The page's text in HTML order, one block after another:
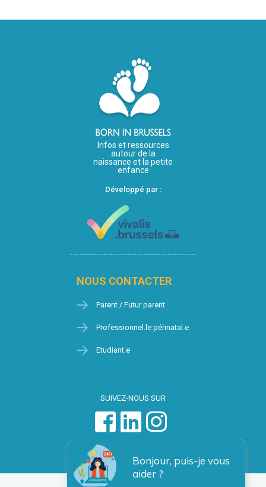
Infos et ressources
autour de la
naissance et la petite
enfance
Développé par :
NOUS CONTACTER
Parent / Futur parent
Professionnel.le périnatal.e
Etudiant.e
SUIVEZ-NOUS SUR
Bonjour, puis-je vous
aider ?